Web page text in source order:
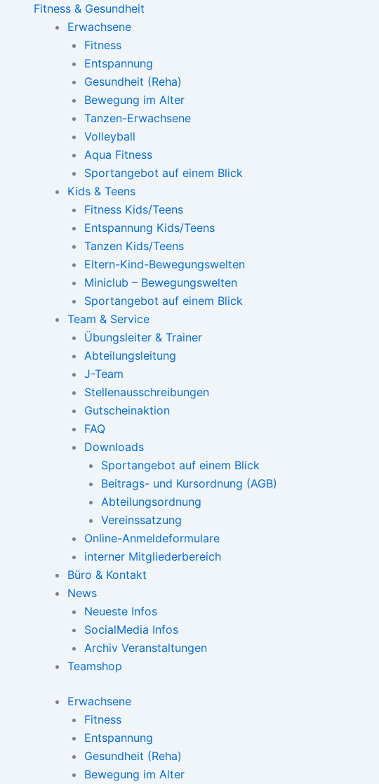
Fitness & Gesundheit
Erwachsene
Fitness
Entspannung
Gesundheit (Reha)
Bewegung im Alter
Tanzen-Erwachsene
Volleyball
Aqua Fitness
Sportangebot auf einem Blick
Kids & Teens
Fitness Kids/Teens
Entspannung Kids/Teens
Tanzen Kids/Teens
Eltern-Kind-Bewegungswelten
Miniclub – Bewegungswelten
Sportangebot auf einem Blick
Team & Service
Übungsleiter & Trainer
Abteilungsleitung
J-Team
Stellenausschreibungen
Gutscheinaktion
FAQ
Downloads
Sportangebot auf einem Blick
Beitrags- und Kursordnung (AGB)
Abteilungsordnung
Vereinssatzung
Online-Anmeldeformulare
interner Mitgliederbereich
Büro & Kontakt
News
Neueste Infos
SocialMedia Infos
Archiv Veranstaltungen
Teamshop
Erwachsene
Fitness
Entspannung
Gesundheit (Reha)
Bewegung im Alter